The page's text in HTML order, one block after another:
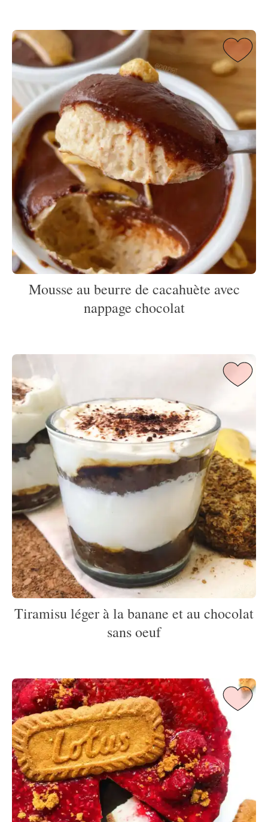
Mousse au beurre de cacahuète avec
nappage chocolat
Tiramisu léger à la banane et au chocolat
sans oeuf